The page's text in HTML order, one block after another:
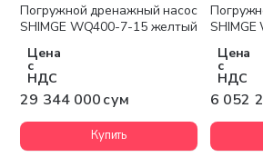
Погружной дренажный насос
SHIMGE WQ400-7-15 желтый
Цена
с
НДС
29 344 000 сум
Купить
Цена
с
НДС
6 052